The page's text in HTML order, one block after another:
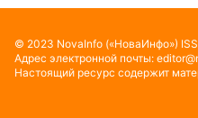
© 2023 NovaInfo («НоваИнфо»)
Адрес электронной почты:
Настоящий ресурс содержит